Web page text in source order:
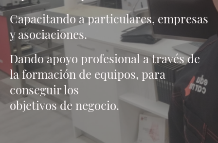
Capacitando a particulares, empresas
y asociaciones.
Dando apoyo profesional a través de
la formación de equipos, para
conseguir los
objetivos de negocio.